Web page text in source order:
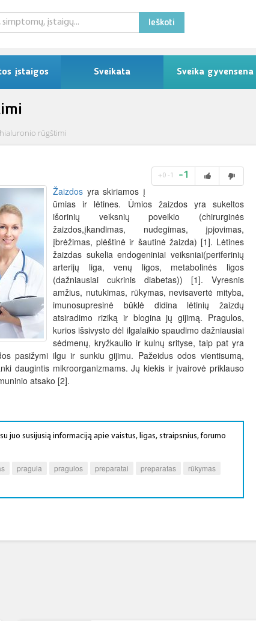
Ieškoti
įstaigos Sveikata Sveika gyvensena
rūgštimi
+0 -1 -1
Žaizdos yra skiriamos į
ūmias ir lėtines. Ūmios žaizdos yra sukeltos
išorinių veiksnių poveikio (chirurginės
žaizdos,įkandimas, nudegimas, įpjovimas,
įbrėžimas, plėštinė ir šautinė žaizda) [1]. Lėtines
žaizdas sukelia endogeniniai veiksniai(periferinių
arterijų liga, venų ligos, metabolinės ligos
(dažniausiai cukrinis diabetas)) [1]. Vyresnis
amžius, nutukimas, rūkymas, nevisavertė mityba,
imunosupresinė būklė didina lėtinių žaizdų
atsiradimo riziką ir blogina jų gijimą. Pragulos,
kurios išsivysto dėl ilgalaikio spaudimo dažniausiai
sėdmenų, kryžkaulio ir kulnų srityse, taip pat yra
pasižymi ilgu ir sunkiu gijimu. Pažeidus odos vientisumą,
daugintis mikroorganizmams. Jų kiekis ir įvairovė priklauso
atsako [2].
juo susijusią informaciją apie vaistus, ligas, straipsnius, forumo
pragula pragulos preparatai preparatas
rūkymas